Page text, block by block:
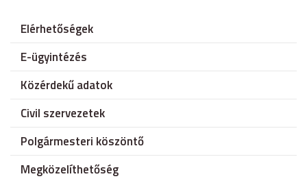
Elérhetőségek
E-ügyintézés
Közérdekű adatok
Civil szervezetek
Polgármesteri köszöntő
Megközelíthetőség